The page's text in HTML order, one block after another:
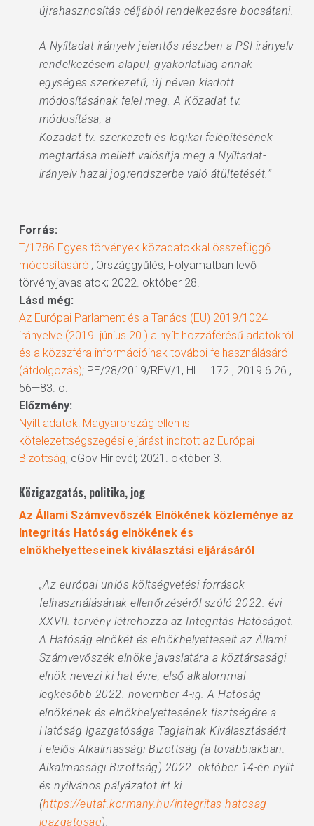
újrahasznosítás céljából rendelkezésre bocsátani.
A Nyíltadat-irányelv jelentős részben a PSI-irányelv
rendelkezésein alapul, gyakorlatilag annak
egységes szerkezetű, új néven kiadott
módosításának felel meg. A Közadat tv.
módosítása, a
Közadat tv. szerkezeti és logikai felépítésének
megtartása mellett valósítja meg a Nyíltadat-
irányelv hazai jogrendszerbe való átültetését.”
Forrás:
T/1786 Egyes törvények közadatokkal összefüggő
módosításáról; Országgyűlés, Folyamatban levő
törvényjavaslatok; 2022. október 28.
Lásd még:
Az Európai Parlament és a Tanács (EU) 2019/1024
irányelve (2019. június 20.) a nyílt hozzáférésű adatokról
és a közszféra információinak további felhasználásáról
(átdolgozás); PE/28/2019/REV/1, HL L 172., 2019.6.26.,
56—83. o.
Előzmény:
Nyílt adatok: Magyarország ellen is
kötelezettségszegési eljárást indított az Európai
Bizottság; eGov Hírlevél; 2021. október 3.
Közigazgatás, politika, jog
Az Állami Számvevőszék Elnökének közleménye az
Integritás Hatóság elnökének és
elnökhelyetteseinek kiválasztási eljárásáról
„Az európai uniós költségvetési források
felhasználásának ellenőrzéséről szóló 2022. évi
XXVII. törvény létrehozza az Integritás Hatóságot.
A Hatóság elnökét és elnökhelyetteseit az Állami
Számvevőszék elnöke javaslatára a köztársasági
elnök nevezi ki hat évre, első alkalommal
legkésőbb 2022. november 4-ig. A Hatóság
elnökének és elnökhelyettesének tisztségére a
Hatóság Igazgatósága Tagjainak Kiválasztásáért
Felelős Alkalmassági Bizottság (a továbbiakban:
Alkalmassági Bizottság) 2022. október 14-én nyílt
és nyilvános pályázatot írt ki
(https://eutaf.kormany.hu/integritas-hatosag-
igazgatosag).